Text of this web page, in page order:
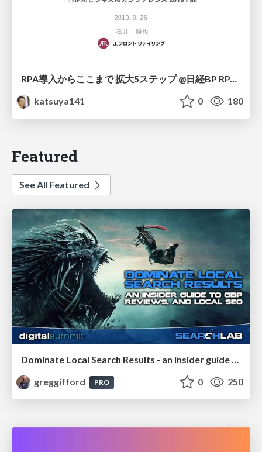
RPA導入からここまで 拡大5ステップ @日経BP RPA/ビジネスAIカンファレンス 2019 Fall
katsuya141
0 180
Featured
See All Featured
greggifford
PRO 0 250